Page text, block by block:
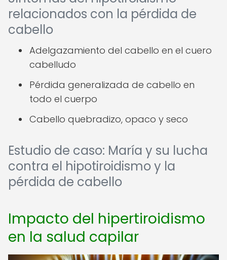
relacionados con la pérdida de
cabello
Adelgazamiento del cabello en el cuero
cabelludo
Pérdida generalizada de cabello en
todo el cuerpo
Cabello quebradizo, opaco y seco
Estudio de caso: María y su lucha
contra el hipotiroidismo y la
pérdida de cabello
Impacto del hipertiroidismo
en la salud capilar